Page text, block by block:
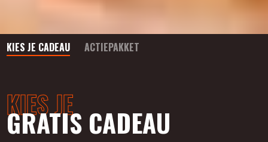
KIES JE CADEAU ACTIEPAKKET
KIES JE
GRATIS CADEAU